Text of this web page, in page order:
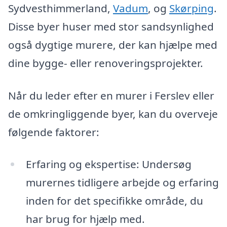
Sydvesthimmerland, Vadum, og Skørping.
Disse byer huser med stor sandsynlighed
også dygtige murere, der kan hjælpe med
dine bygge- eller renoveringsprojekter.
Når du leder efter en murer i Ferslev eller
de omkringliggende byer, kan du overveje
følgende faktorer:
Erfaring og ekspertise: Undersøg
murernes tidligere arbejde og erfaring
inden for det specifikke område, du
har brug for hjælp med.